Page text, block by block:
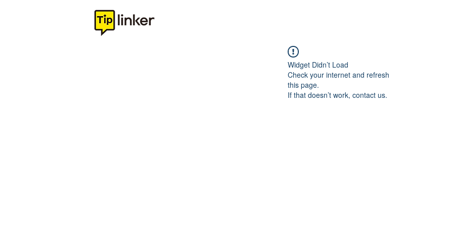
Widget Didn’t Load
Check your internet and refresh
this page.
If that doesn’t work, contact us.